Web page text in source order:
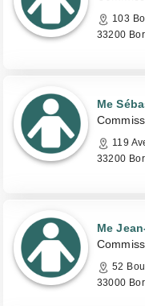
103
33200
Me
119
33200
Me
52
33000